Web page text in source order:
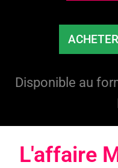
Disponible au
L'affaire